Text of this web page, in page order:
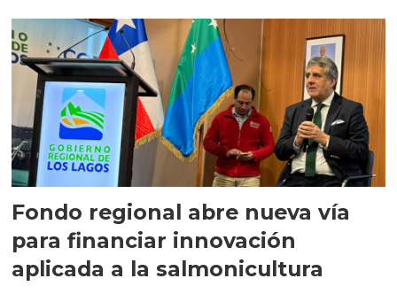
Fondo regional abre nueva vía
para financiar innovación
aplicada a la salmonicultura